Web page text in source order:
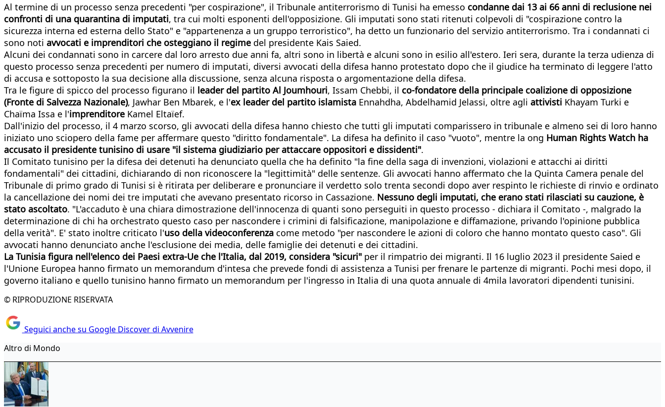
Al termine di un processo senza precedenti "per cospirazione", il Tribunale antiterrorismo di Tunisi ha emesso condanne dai 13 ai 66 anni di reclusione nei
confronti di una quarantina di imputati, tra cui molti esponenti dell'opposizione. Gli imputati sono stati ritenuti colpevoli di "cospirazione contro la
sicurezza interna ed esterna dello Stato" e "appartenenza a un gruppo terroristico", ha detto un funzionario del servizio antiterrorismo. Tra i condannati ci
sono noti avvocati e imprenditori che osteggiano il regime del presidente Kais Saied.
Alcuni dei condannati sono in carcere dal loro arresto due anni fa, altri sono in libertà e alcuni sono in esilio all'estero. Ieri sera, durante la terza udienza di
questo processo senza precedenti per numero di imputati, diversi avvocati della difesa hanno protestato dopo che il giudice ha terminato di leggere l'atto
di accusa e sottoposto la sua decisione alla discussione, senza alcuna risposta o argomentazione della difesa.
Tra le figure di spicco del processo figurano il leader del partito Al Joumhouri, Issam Chebbi, il co-fondatore della principale coalizione di opposizione
(Fronte di Salvezza Nazionale), Jawhar Ben Mbarek, e l'ex leader del partito islamista Ennahdha, Abdelhamid Jelassi, oltre agli attivisti Khayam Turki e
Chaïma Issa e l'imprenditore Kamel Eltaïef.
Dall'inizio del processo, il 4 marzo scorso, gli avvocati della difesa hanno chiesto che tutti gli imputati comparissero in tribunale e almeno sei di loro hanno
iniziato uno sciopero della fame per affermare questo "diritto fondamentale". La difesa ha definito il caso "vuoto", mentre la ong Human Rights Watch ha
accusato il presidente tunisino di usare "il sistema giudiziario per attaccare oppositori e dissidenti".
Il Comitato tunisino per la difesa dei detenuti ha denunciato quella che ha definito "la fine della saga di invenzioni, violazioni e attacchi ai diritti
fondamentali" dei cittadini, dichiarando di non riconoscere la "legittimità" delle sentenze. Gli avvocati hanno affermato che la Quinta Camera penale del
Tribunale di primo grado di Tunisi si è ritirata per deliberare e pronunciare il verdetto solo trenta secondi dopo aver respinto le richieste di rinvio e ordinato
la cancellazione dei nomi dei tre imputati che avevano presentato ricorso in Cassazione. Nessuno degli imputati, che erano stati rilasciati su cauzione, è
stato ascoltato. "L'accaduto è una chiara dimostrazione dell'innocenza di quanti sono perseguiti in questo processo - dichiara il Comitato -, malgrado la
determinazione di chi ha orchestrato questo caso per nascondere i crimini di falsificazione, manipolazione e diffamazione, privando l'opinione pubblica
della verità". E' stato inoltre criticato l'uso della videoconferenza come metodo "per nascondere le azioni di coloro che hanno montato questo caso". Gli
avvocati hanno denunciato anche l'esclusione dei media, delle famiglie dei detenuti e dei cittadini.
La Tunisia figura nell'elenco dei Paesi extra-Ue che l'Italia, dal 2019, considera "sicuri" per il rimpatrio dei migranti. Il 16 luglio 2023 il presidente Saied e
l'Unione Europea hanno firmato un memorandum d'intesa che prevede fondi di assistenza a Tunisi per frenare le partenze di migranti. Pochi mesi dopo, il
governo italiano e quello tunisino hanno firmato un memorandum per l'ingresso in Italia di una quota annuale di 4mila lavoratori dipendenti tunisini.
© RIPRODUZIONE RISERVATA
Seguici anche su Google Discover di Avvenire
Altro di Mondo